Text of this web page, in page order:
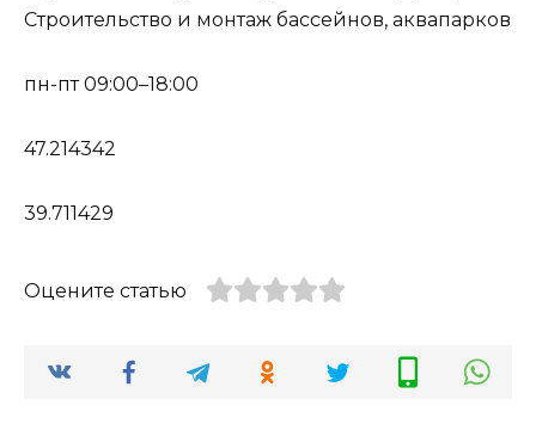
Строительство и монтаж бассейнов, аквапарков
пн-пт 09:00–18:00
47.214342
39.711429
Оцените статью